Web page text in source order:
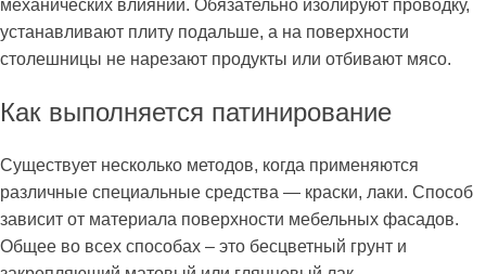
механических влияний. Обязательно изолируют проводку,
устанавливают плиту подальше, а на поверхности
столешницы не нарезают продукты или отбивают мясо.
Как выполняется патинирование
Существует несколько методов, когда применяются
различные специальные средства — краски, лаки. Способ
зависит от материала поверхности мебельных фасадов.
Общее во всех способах – это бесцветный грунт и